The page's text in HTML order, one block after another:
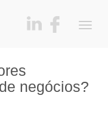
negócios?